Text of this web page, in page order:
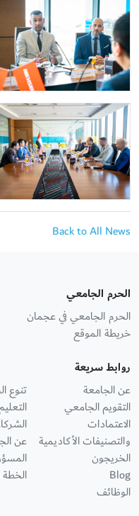
Back to All News
الحرم الجامعي
الحرم الجامعي في عجمان
خريطة الموقع
روابط سريعة
عن الجامعة
التقويم الجامعي
الاعتمادات
والتصنيفات الأكاديمية
الخريجون
Blog
الوظائف
تنوع
عن
الخطة